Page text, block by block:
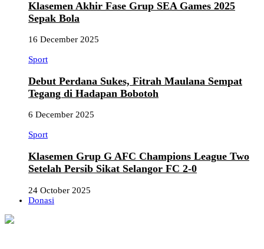
Klasemen Akhir Fase Grup SEA Games 2025
Sepak Bola
16 December 2025
Sport
Debut Perdana Sukes, Fitrah Maulana Sempat
Tegang di Hadapan Bobotoh
6 December 2025
Sport
Klasemen Grup G AFC Champions League Two
Setelah Persib Sikat Selangor FC 2-0
24 October 2025
Donasi